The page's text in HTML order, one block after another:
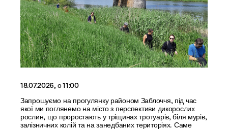
18.07.2026, о 11:00
Запрошуємо на прогулянку районом Заблоччя, під час
якої ми поглянемо на місто з перспективи дикорослих
рослин, що проростають у тріщинах тротуарів, біля мурів,
залізничних колій та на занедбаних територіях. Саме